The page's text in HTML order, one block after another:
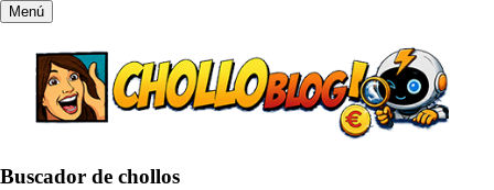
Menú
Buscador de chollos